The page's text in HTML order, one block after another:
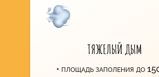
ТЯЖЕЛЫЙ ДЫМ
площадь заполения до